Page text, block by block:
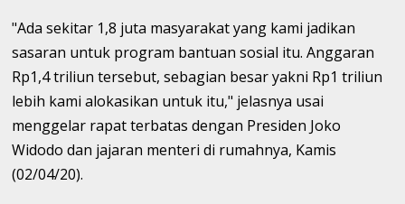
"Ada sekitar 1,8 juta masyarakat yang kami jadikan
sasaran untuk program bantuan sosial itu. Anggaran
Rp1,4 triliun tersebut, sebagian besar yakni Rp1 triliun
lebih kami alokasikan untuk itu," jelasnya usai
menggelar rapat terbatas dengan Presiden Joko
Widodo dan jajaran menteri di rumahnya, Kamis
(02/04/20).